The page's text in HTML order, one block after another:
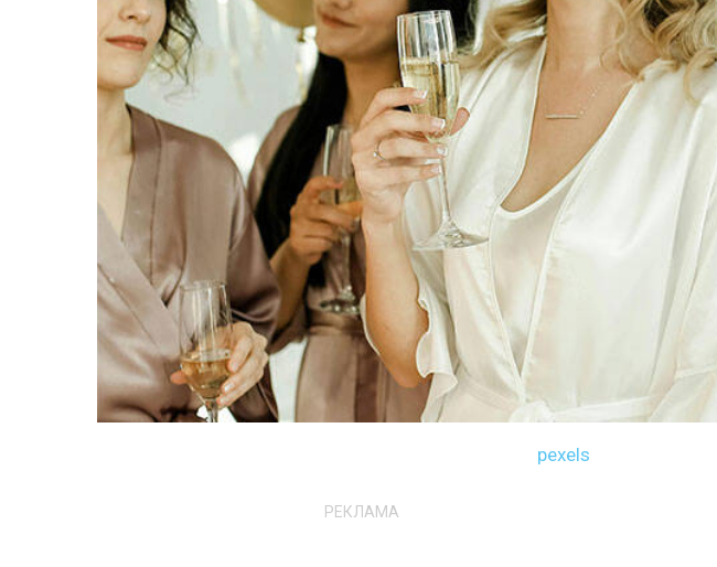
pexels
РЕКЛАМА